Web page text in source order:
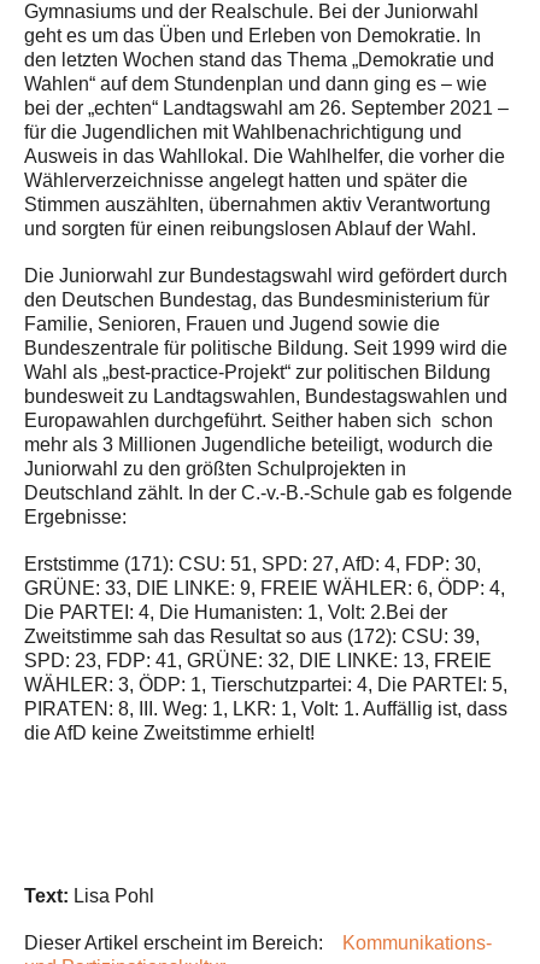
Gymnasiums und der Realschule. Bei der Juniorwahl
geht es um das Üben und Erleben von Demokratie. In
den letzten Wochen stand das Thema „Demokratie und
Wahlen“ auf dem Stundenplan und dann ging es – wie
bei der „echten“ Landtagswahl am 26. September 2021 –
für die Jugendlichen mit Wahlbenachrichtigung und
Ausweis in das Wahllokal. Die Wahlhelfer, die vorher die
Wählerverzeichnisse angelegt hatten und später die
Stimmen auszählten, übernahmen aktiv Verantwortung
und sorgten für einen reibungslosen Ablauf der Wahl.
Die Juniorwahl zur Bundestagswahl wird gefördert durch
den Deutschen Bundestag, das Bundesministerium für
Familie, Senioren, Frauen und Jugend sowie die
Bundeszentrale für politische Bildung. Seit 1999 wird die
Wahl als „best-practice-Projekt“ zur politischen Bildung
bundesweit zu Landtagswahlen, Bundestagswahlen und
Europawahlen durchgeführt. Seither haben sich schon
mehr als 3 Millionen Jugendliche beteiligt, wodurch die
Juniorwahl zu den größten Schulprojekten in
Deutschland zählt. In der C.-v.-B.-Schule gab es folgende
Ergebnisse:
Erststimme (171): CSU: 51, SPD: 27, AfD: 4, FDP: 30,
GRÜNE: 33, DIE LINKE: 9, FREIE WÄHLER: 6, ÖDP: 4,
Die PARTEI: 4, Die Humanisten: 1, Volt: 2.Bei der
Zweitstimme sah das Resultat so aus (172): CSU: 39,
SPD: 23, FDP: 41, GRÜNE: 32, DIE LINKE: 13, FREIE
WÄHLER: 3, ÖDP: 1, Tierschutzpartei: 4, Die PARTEI: 5,
PIRATEN: 8, III. Weg: 1, LKR: 1, Volt: 1. Auffällig ist, dass
die AfD keine Zweitstimme erhielt!
Text: Lisa Pohl
Dieser Artikel erscheint im Bereich:
Kommunikations-